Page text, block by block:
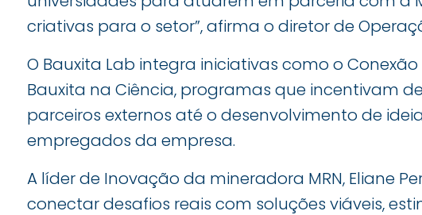
criativas para o setor”, afirma o diretor de
O Bauxita Lab integra iniciativas como o Conexão
Bauxita na Ciência, programas que incentivam
parceiros externos até o desenvolvimento de
empregados da empresa.
A líder de Inovação da mineradora MRN, Eliane
conectar desafios reais com soluções viáveis,